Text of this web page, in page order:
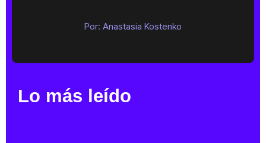
Por: Anastasia Kostenko
Lo más leído